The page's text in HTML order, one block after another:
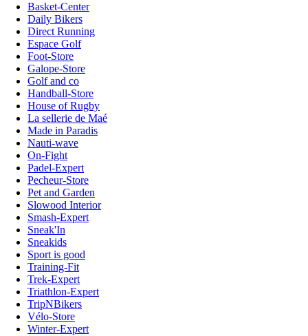
Basket-Center
Daily Bikers
Direct Running
Espace Golf
Foot-Store
Galope-Store
Golf and co
Handball-Store
House of Rugby
La sellerie de Maé
Made in Paradis
Nauti-wave
On-Fight
Padel-Expert
Pecheur-Store
Pet and Garden
Slowood Interior
Smash-Expert
Sneak'In
Sneakids
Sport is good
Training-Fit
Trek-Expert
Triathlon-Expert
TripNBikers
Vélo-Store
Winter-Expert